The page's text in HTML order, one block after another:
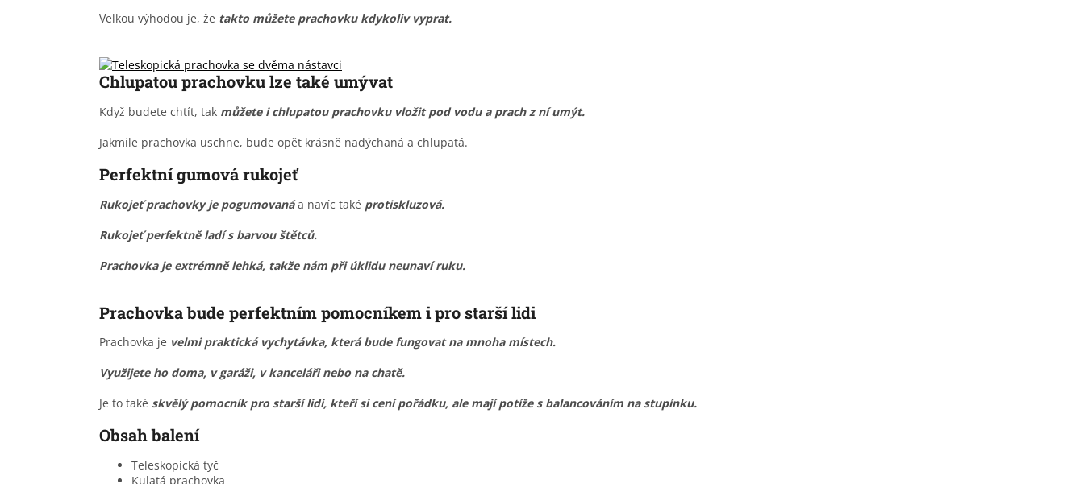
Velkou výhodou je, že takto můžete prachovku kdykoliv vyprat.
Chlupatou prachovku lze také umývat
Když budete chtít, tak můžete i chlupatou prachovku vložit pod vodu a prach z ní umýt.
Jakmile prachovka uschne, bude opět krásně nadýchaná a chlupatá.
Perfektní gumová rukojeť
Rukojeť prachovky je pogumovanáa navíc také protiskluzová.
Rukojeť perfektně ladí s barvou štětců.
Prachovka je extrémně lehká, takže nám při úklidu neunaví ruku.
Prachovka bude perfektním pomocníkem i pro starší lidi
Prachovka je velmi praktická vychytávka, která bude fungovat na mnoha místech.
Využijete ho doma, v garáži, v kanceláři nebo na chatě.
Je to také skvělý pomocník pro starší lidi, kteří si cení pořádku, ale mají potíže s balancováním na stupínku.
Obsah balení
Teleskopická tyč
Kulatá prachovka